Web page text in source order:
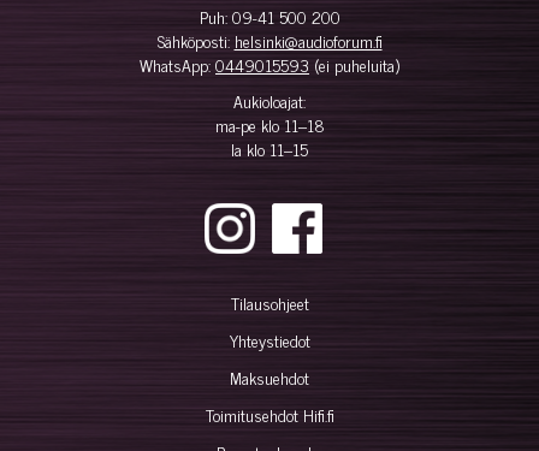
Puh:09-41 500 200
Sähköposti: helsinki@audioforum.fi
WhatsApp:0449015593 (ei puheluita)
Aukioloajat:
ma-pe klo 11–18
la klo 11–15
Tilausohjeet
Yhteystiedot
Maksuehdot
Toimitusehdot Hifi.fi